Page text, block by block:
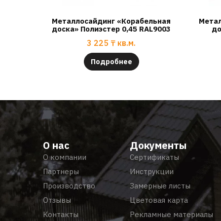
Металлосайдинг «Корабельная
доска» Полиэстер 0,45 RAL9003
3 225 ₸ кв.м.
Подробнее
О нас
О компании
Партнеры
Производство
Отзывы
Контакты
Документы
Сертификаты
Инструкции
Замерные листы
Цветовая карта
Рекламные материалы